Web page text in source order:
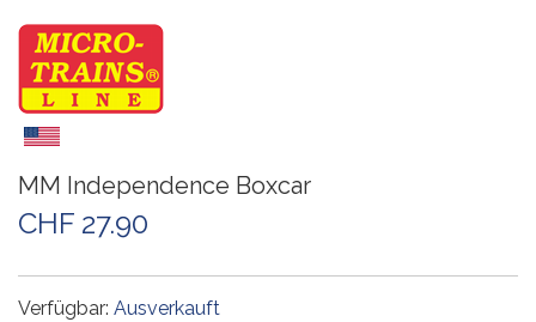
MM Independence Boxcar
CHF 27.90
Verfügbar: Ausverkauft